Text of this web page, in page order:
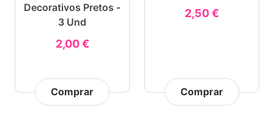
Decorativos Pretos -
3 Und
2,00 €
Comprar
2,50 €
Comprar